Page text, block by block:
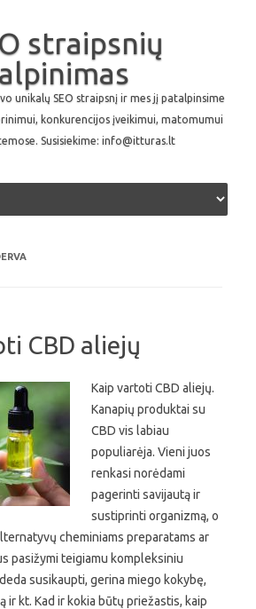
straipsnių
unikalų SEO straipsnį ir mes jį patalpinsime
konkurencijos įveikimui, matomumui
Susisiekime: info@itturas.lt
Skip to content
CBD aliejų
Kaip vartoti CBD aliejų.
Kanapių produktai su
CBD vis labiau
populiarėja. Vieni juos
renkasi norėdami
pagerinti savijautą ir
sustiprinti organizmą, o
cheminiams preparatams ar
pasižymi teigiamu kompleksiniu
susikaupti, gerina miego kokybę,
ir kt. Kad ir kokia būtų priežastis, kaip